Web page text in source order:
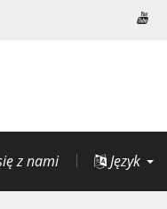
z nami Język